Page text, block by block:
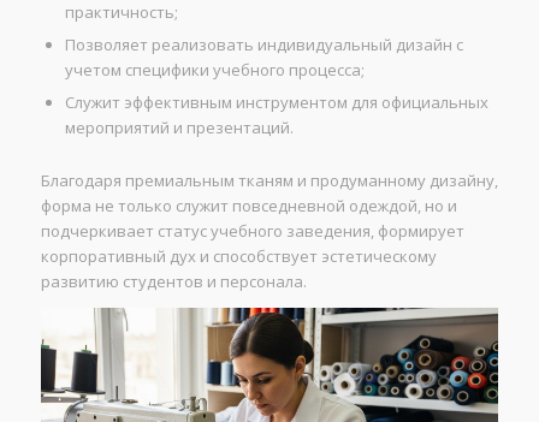
практичность;
Позволяет реализовать индивидуальный дизайн с
учетом специфики учебного процесса;
Служит эффективным инструментом для официальных
мероприятий и презентаций.
Благодаря премиальным тканям и продуманному дизайну,
форма не только служит повседневной одеждой, но и
подчеркивает статус учебного заведения, формирует
корпоративный дух и способствует эстетическому
развитию студентов и персонала.